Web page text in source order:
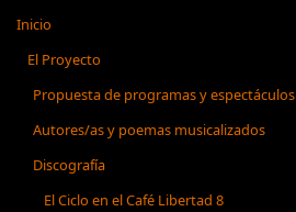
Inicio
El Proyecto
Propuesta de programas y espectáculos
Autores/as y poemas musicalizados
Discografía
El Ciclo en el Café Libertad 8